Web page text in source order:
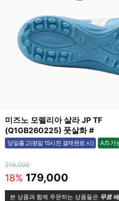
미즈노 모렐리아 살라 JP TF
(Q1GB260225) 풋살화 #
당일출고(평일 15시전 결제완료 시) A/S 가
가
219,000
18% 179,000
본 상품과 함께 주문하는 상품들은 무료